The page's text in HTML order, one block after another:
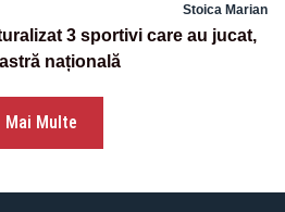
Stoica Marian
3 sportivi care au jucat,
națională
Mai Multe